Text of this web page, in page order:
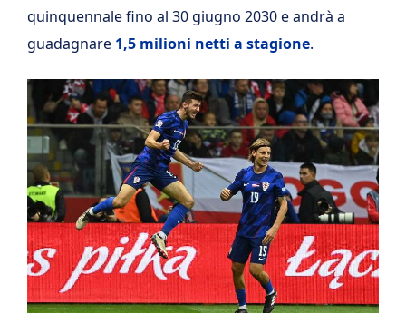
quinquennale fino al 30 giugno 2030 e andrà a
guadagnare 1,5 milioni netti a stagione.